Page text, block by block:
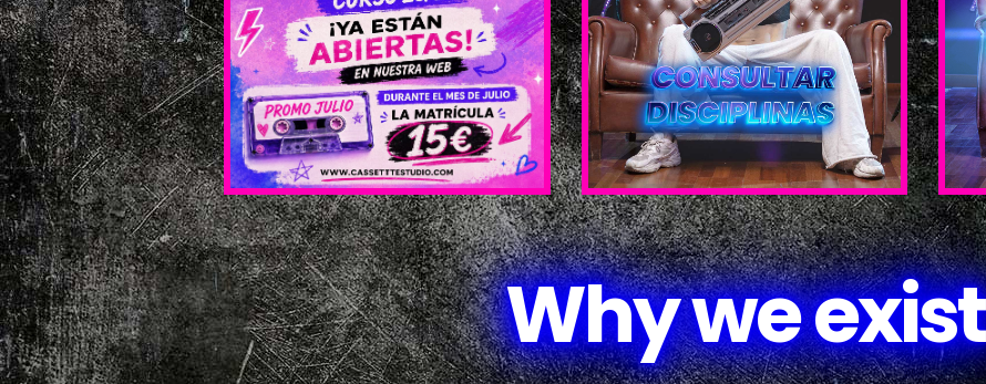
Why we exist